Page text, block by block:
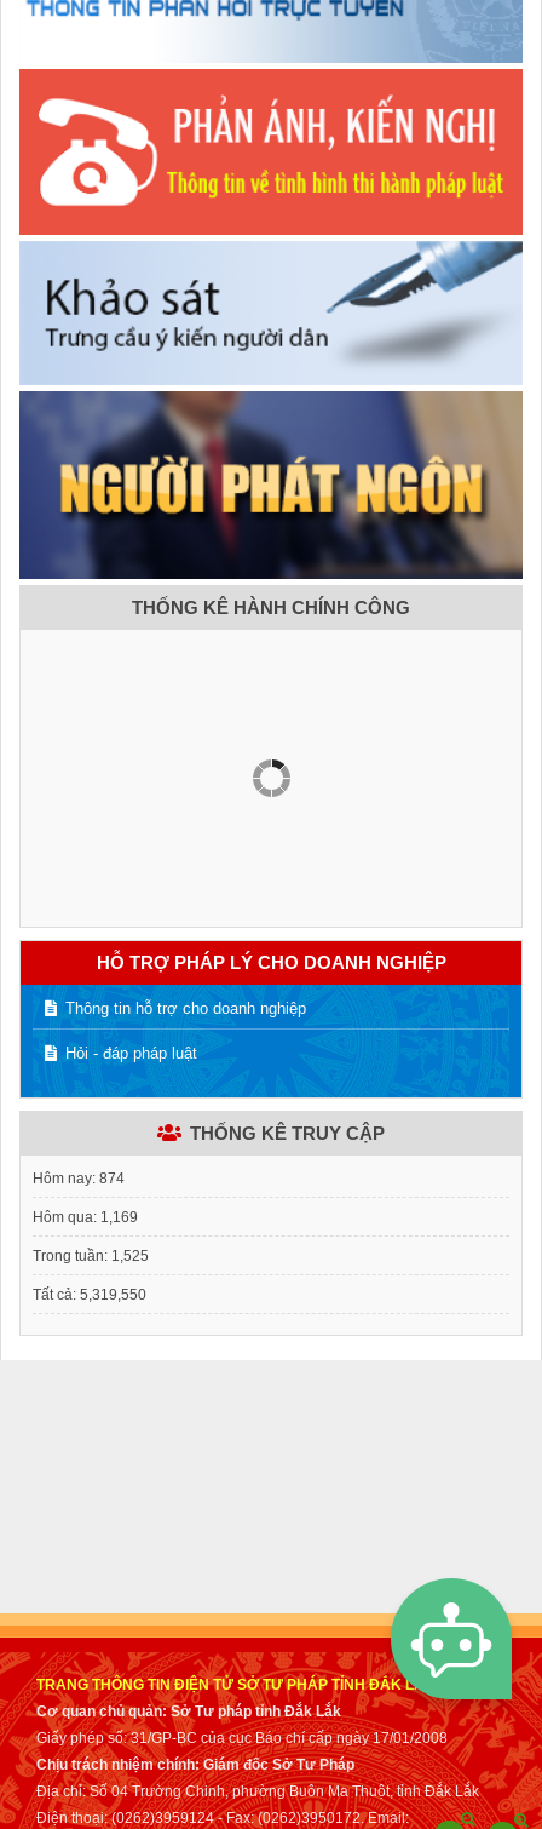
THỐNG KÊ HÀNH CHÍNH CÔNG
HỖ TRỢ PHÁP LÝ CHO DOANH NGHIỆP
Thông tin hỗ trợ cho doanh nghiệp
Hỏi - đáp pháp luật
THỐNG KÊ TRUY CẬP
Hôm nay: 874
Hôm qua: 1,169
Trong tuần: 1,525
Tất cả: 5,319,550
TRANG THÔNG TIN ĐIỆN TỬ SỞ TƯ PHÁP TỈNH ĐẮK LẮK
Cơ quan chủ quản: Sở Tư pháp tỉnh Đắk Lắk
Giấy phép số: 31/GP-BC của cục Báo chí cấp ngày 17/01/2008
Chịu trách nhiệm chính: Giám đốc Sở Tư Pháp
Địa chỉ: Số 04 Trường Chinh, phường Buôn Ma Thuột, tỉnh Đắk Lắk
Điện thoại: (0262)3959124 - Fax: (0262)3950172. Email: